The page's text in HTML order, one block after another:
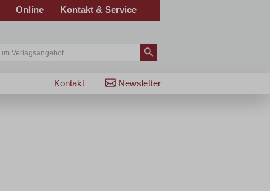
Online Kontakt & Service
Newsletter
Kontakt